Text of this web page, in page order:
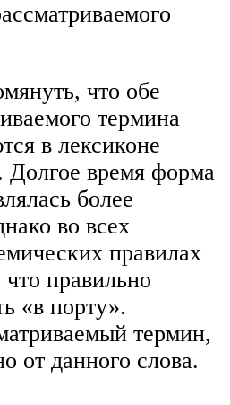
что обе
термина
в лексиконе
Долгое время форма
более
во всех
правилах
правильно
«в порту».
термин,
от данного слова.